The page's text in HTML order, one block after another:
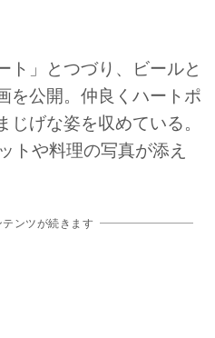
」とつづり、ビールと
を公開。仲良くハートポ
げな姿を収めている。
トや料理の写真が添え
ンツが続きます